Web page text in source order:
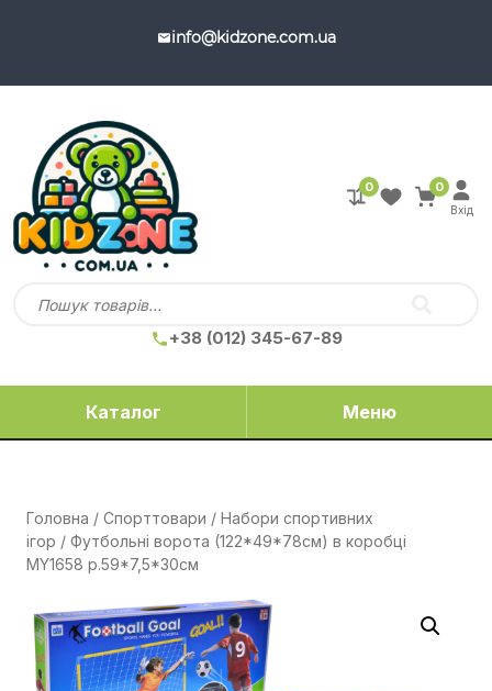
info@kidzone.com.ua
+38 (012) 345-67-89
0 0
Вхід
Каталог Меню
Головна / Спорттовари / Набори спортивних
ігор / Футбольні ворота (122*49*78см) в коробці
MY1658 р.59*7,5*30см